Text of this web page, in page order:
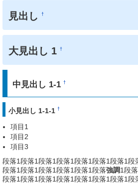
見出し †
大見出し 1†
中見出し 1-1†
小見出し 1-1-1 †
項目1
項目2
項目3
段落1段落1段落1段落1段落1段落1段落1段
段落1段落1段落1段落1段落1段落強調1段
段落1段落1段落1段落1段落1段落1段落1段